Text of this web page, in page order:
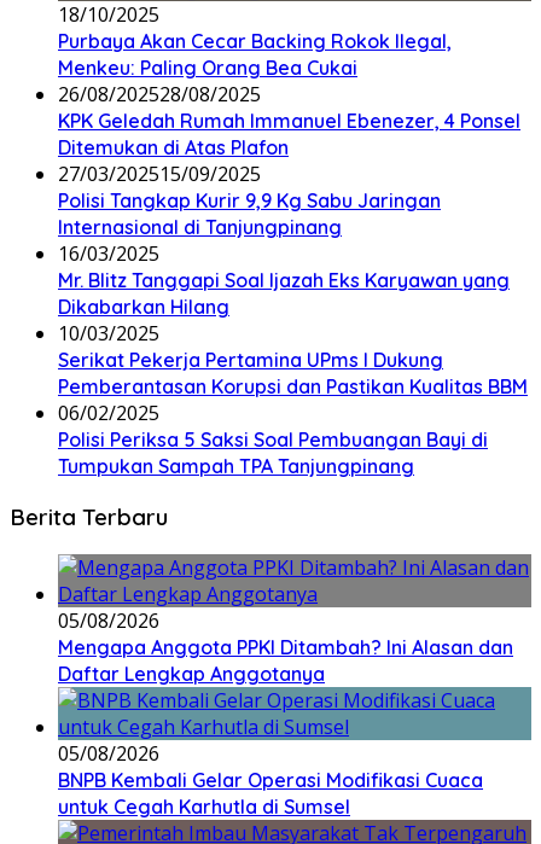
18/10/2025
Purbaya Akan Cecar Backing Rokok Ilegal,
Menkeu: Paling Orang Bea Cukai
26/08/202528/08/2025
KPK Geledah Rumah Immanuel Ebenezer, 4 Ponsel
Ditemukan di Atas Plafon
27/03/202515/09/2025
Polisi Tangkap Kurir 9,9 Kg Sabu Jaringan
Internasional di Tanjungpinang
16/03/2025
Mr. Blitz Tanggapi Soal Ijazah Eks Karyawan yang
Dikabarkan Hilang
10/03/2025
Serikat Pekerja Pertamina UPms I Dukung
Pemberantasan Korupsi dan Pastikan Kualitas BBM
06/02/2025
Polisi Periksa 5 Saksi Soal Pembuangan Bayi di
Tumpukan Sampah TPA Tanjungpinang
Berita Terbaru
05/08/2026
Mengapa Anggota PPKI Ditambah? Ini Alasan dan
Daftar Lengkap Anggotanya
05/08/2026
BNPB Kembali Gelar Operasi Modifikasi Cuaca
untuk Cegah Karhutla di Sumsel